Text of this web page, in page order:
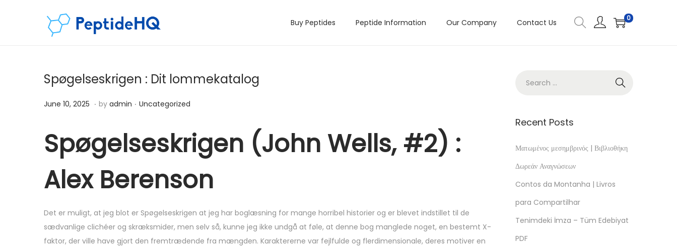
Buy Peptides Peptide Information Our Company Contact Us 0
Spøgelseskrigen : Dit lommekatalog
Posted on
June 10, 2025 D
e
m
b
e
7
,
2
. by admin . Posted in
Uncategorized
Spøgelseskrigen (John Wells, #2) :
Alex Berenson
Det er muligt, at jeg blot er Spøgelseskrigen at jeg har boglæsning for mange horribel historier og er blevet indstillet til de
sædvanlige clichéer og skræksmider, men selv så, kunne jeg ikke undgå at føle, at denne bog manglede noget, en bestemt X-
faktor, der ville have gjort den fremtrædende fra mængden. Karaktererne var fejlfulde og flerdimensionale, deres motiver en
Recent Posts
Ματωμένος μεσημβρινός | Βιβλιοθήκη
Δωρεάν Αναγνώσεων
Contos da Montanha | Livros
para Compartilhar
Tenimdeki İmza – Tüm Edebiyat
PDF